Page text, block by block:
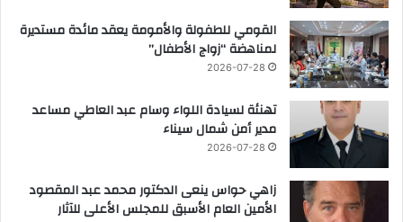
القومي للطفولة والأمومة يعقد مائدة مستديرة
لمناهضة “زواج الأطفال”
2026-07-28
تهنئة لسيادة اللواء وسام عبد العاطي مساعد
مدير أمن شمال سيناء
2026-07-28
زاهي حواس ينعى الدكتور محمد عبد المقصود
الأمين العام الأسبق للمجلس الأعلى للآثار